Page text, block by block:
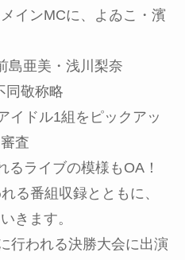
インMCに、よゐこ・濱
島亜美・浅川梨奈
同敬称略
イドル1組をピックアッ
査
るライブの模様もOA！
る番組収録とともに、
きます。
行われる決勝大会に出演